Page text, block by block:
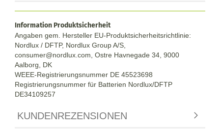
Information Produktsicherheit
Angaben gem. Hersteller EU-Produktsicherheitsrichtlinie:
Nordlux / DFTP, Nordlux Group A/S,
consumer@nordlux.com, Ostre Havnegade 34, 9000
Aalborg, DK
WEEE-Registrierungsnummer DE 45523698
Registrierungsnummer für Batterien Nordlux/DFTP
DE34109257
KUNDENREZENSIONEN